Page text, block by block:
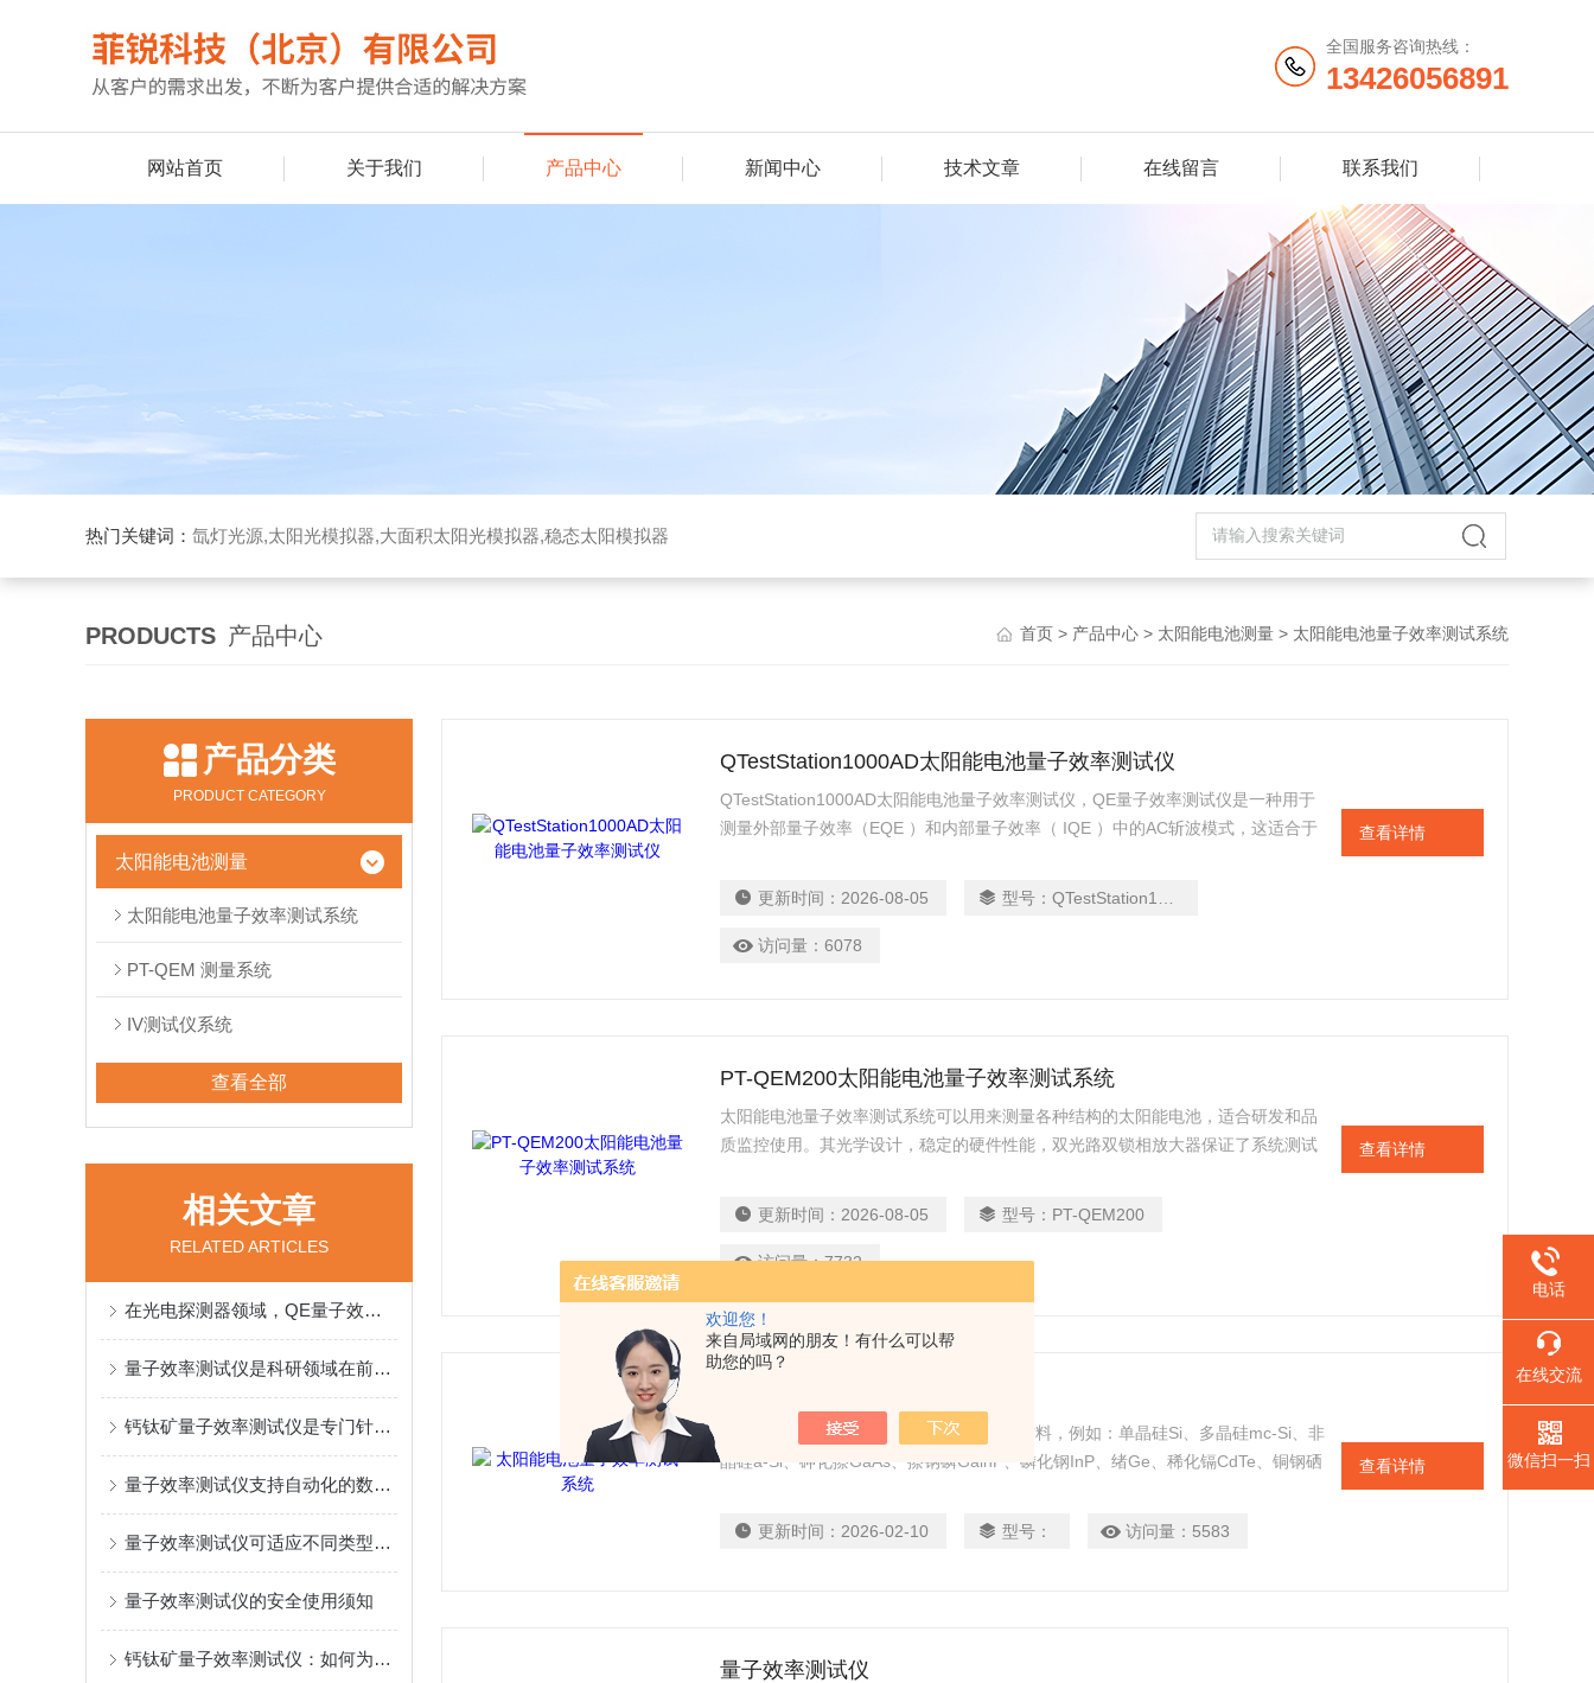
欢迎您！
来自局域网的朋友！有什么可以帮
助您的吗？
全国服务咨询热线：
13426056891
网站首页 关于我们 产品中心 新闻中心 技术文章 在线留言 联系我们
热门关键词： 氙灯光源,太阳光模拟器,大面积太阳光模拟器,稳态太阳模拟器
PRODUCTS 产品中心 首页 > 产品中心 > 太阳能电池测量 > 太阳能电池量子效率测试系统
产品分类
PRODUCT CATEGORY
太阳能电池测量
太阳能电池量子效率测试系统
PT-QEM 测量系统
IV测试仪系统
查看全部
相关文章
RELATED ARTICLES
在光电探测器领域，QE量子效率测试仪可用于评估器件的灵敏度
量子效率测试仪是科研领域在前沿探索的重要工具
钙钛矿量子效率测试仪是专门针对钙钛矿基光电器件设计的仪器
量子效率测试仪支持自动化的数据采集过程
量子效率测试仪可适应不同类型的光电器件测试需求
量子效率测试仪的安全使用须知
钙钛矿量子效率测试仪：如何为新型光伏材料“体检”
QTestStation1000AD太阳能电池量子效率测试仪
QTestStation1000AD太阳能电池量子效率测试仪，QE量子效率测试仪是一种用于
测量外部量子效率（EQE ）和内部量子效率（ IQE ）中的AC斩波模式，这适合于
光子到电荷载流子的效率（ IPCE ）或量子效率（QE） ，以及内部量子效率（ IQE
）的太阳能电池，检测器，或任何其他光子荷转换装置。标准系统报价适合斩波AC
更新时间： 2026-08-05 型号：QTestStation1000AD
访问量：6078
查看详情
PT-QEM200太阳能电池量子效率测试系统
太阳能电池量子效率测试系统可以用来测量各种结构的太阳能电池，适合研发和品
质监控使用。其光学设计，稳定的硬件性能，双光路双锁相放大器保证了系统测试
更新时间： 2026-08-05 型号： PT-QEM200
访问量：7732
查看详情
太阳能电池量子效率测试系统适用于各种材料，例如：单晶硅Si、多晶硅mc-Si、非
晶硅a-Si、砷化擦GaAs、擦钢磷GalnP、磷化钢InP、绪Ge、稀化镉CdTe、铜钢硒
更新时间： 2026-02-10 型号： 访问量： 5583
查看详情
量子效率测试仪
电话
在线交流
微信扫一扫